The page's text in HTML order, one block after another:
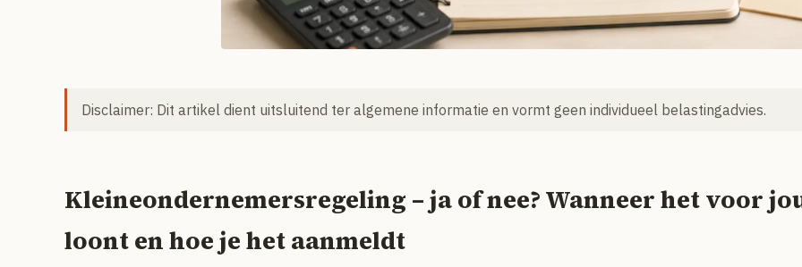
Disclaimer: Dit artikel dient uitsluitend ter algemene informatie en vormt geen individueel belastingadvies.
Kleineondernemersregeling – ja of nee? Wanneer het voor
loont en hoe je het aanmeldt